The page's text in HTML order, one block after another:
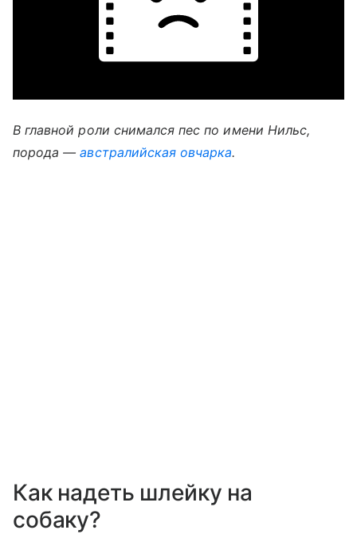
В главной роли снимался пес по имени Нильс,
порода —австралийская овчарка.
Как надеть шлейку на
собаку?